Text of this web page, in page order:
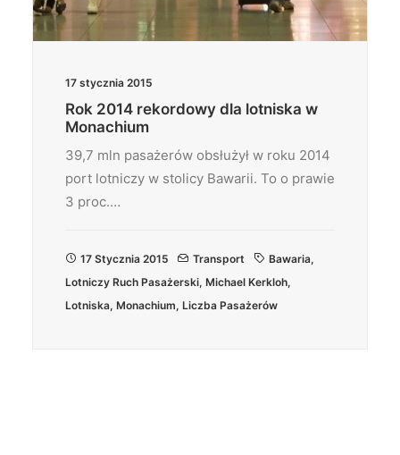
17 stycznia 2015
Rok 2014 rekordowy dla lotniska w
Monachium
39,7 mln pasażerów obsłużył w roku 2014
port lotniczy w stolicy Bawarii. To o prawie
3 proc.…
17 Stycznia 2015 Transport Bawaria,
Lotniczy Ruch Pasażerski, Michael Kerkloh,
Lotniska, Monachium, Liczba Pasażerów